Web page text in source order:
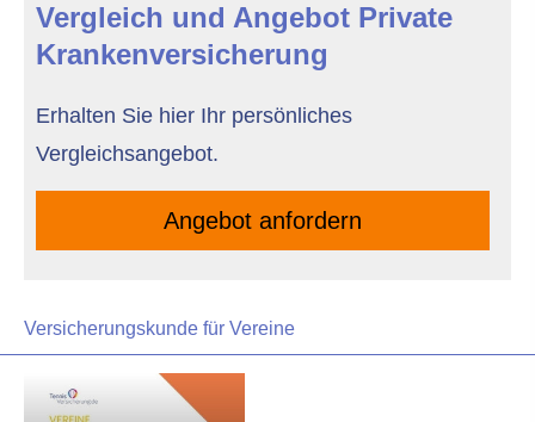
Vergleich und Angebot Private
Kranken­ver­si­che­rung
Erhalten Sie hier Ihr persönliches
Vergleichsangebot.
An­ge­bot an­for­dern
Versicherungskunde für Vereine